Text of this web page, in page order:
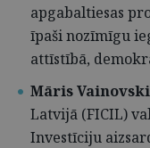
apgabaltiesas
īpaši nozīmīgu
attīstībā,
Māris
Latvijā (FICIL)
Investīciju